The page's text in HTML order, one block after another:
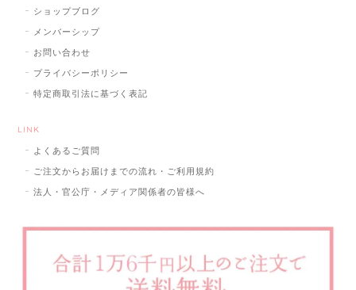
ショップブログ
メンバーシップ
お問い合わせ
プライバシーポリシー
特定商取引法に基づく表記
LINK
よくあるご質問
ご注文からお届けまでの流れ・ご利用規約
法人・官公庁・メディア関係者の皆様へ